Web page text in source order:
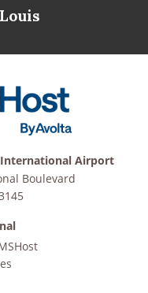
International Airport
Boulevard